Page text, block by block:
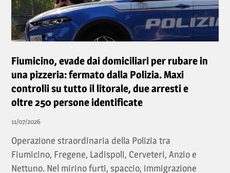
Fiumicino, evade dai domiciliari per rubare in
una pizzeria: fermato dalla Polizia. Maxi
controlli su tutto il litorale, due arresti e
oltre 250 persone identificate
11/07/2026
Operazione straordinaria della Polizia tra
Fiumicino, Fregene, Ladispoli, Cerveteri, Anzio e
Nettuno. Nel mirino furti, spaccio, immigrazione